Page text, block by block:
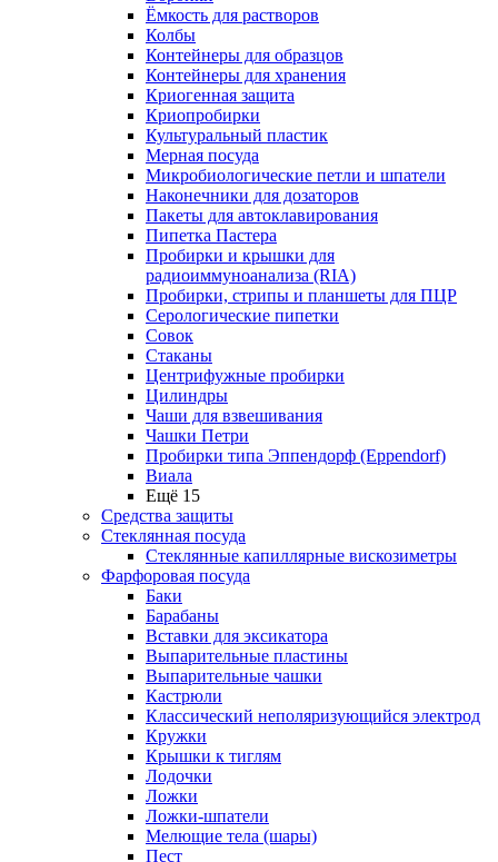
Ёмкость для растворов
Колбы
Контейнеры для образцов
Контейнеры для хранения
Криогенная защита
Криопробирки
Культуральный пластик
Мерная посуда
Микробиологические петли и шпатели
Наконечники для дозаторов
Пакеты для автоклавирования
Пипетка Пастера
Пробирки и крышки для
радиоиммуноанализа (RIA)
Пробирки, стрипы и планшеты для ПЦР
Серологические пипетки
Совок
Стаканы
Центрифужные пробирки
Цилиндры
Чаши для взвешивания
Чашки Петри
Пробирки типа Эппендорф (Eppendorf)
Виала
Ещё 15
Средства защиты
Стеклянная посуда
Стеклянные капиллярные вискозиметры
Фарфоровая посуда
Баки
Барабаны
Вставки для эксикатора
Выпарительные пластины
Выпарительные чашки
Кастрюли
Классический неполяризующийся электрод
Кружки
Крышки к тиглям
Лодочки
Ложки
Ложки-шпатели
Мелющие тела (шары)
Пест